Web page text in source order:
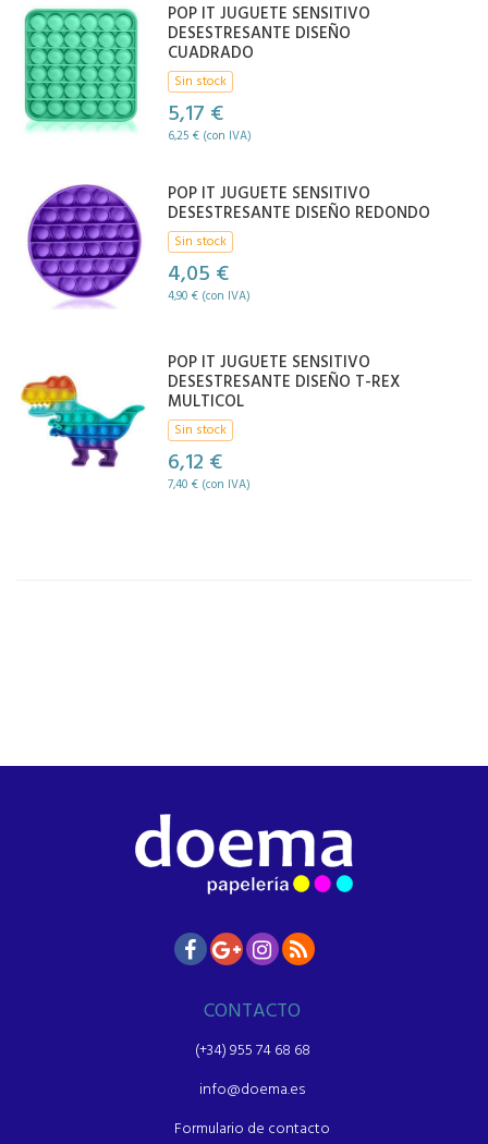
POP IT JUGUETE SENSITIVO
DESESTRESANTE DISEÑO
CUADRADO
Sin stock
5,17 €
6,25 € (con IVA)
POP IT JUGUETE SENSITIVO
DESESTRESANTE DISEÑO REDONDO
Sin stock
4,05 €
4,90 € (con IVA)
POP IT JUGUETE SENSITIVO
DESESTRESANTE DISEÑO T-REX
MULTICOL
Sin stock
6,12 €
7,40 € (con IVA)
CONTACTO
(+34) 955 74 68 68
info@doema.es
Formulario de contacto